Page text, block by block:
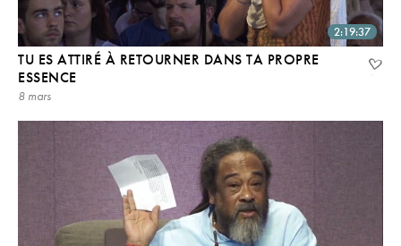
2:19:37
TU ES ATTIRÉ À RETOURNER DANS TA PROPRE
ESSENCE
8 mars